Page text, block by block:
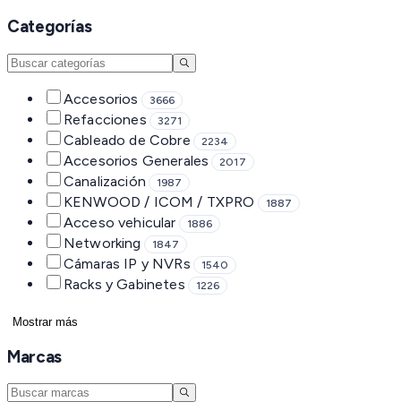
Categorías
Accesorios 3666
Refacciones 3271
Cableado de Cobre 2234
Accesorios Generales 2017
Canalización 1987
KENWOOD / ICOM / TXPRO 1887
Acceso vehicular 1886
Networking 1847
Cámaras IP y NVRs 1540
Racks y Gabinetes 1226
Mostrar más
Marcas